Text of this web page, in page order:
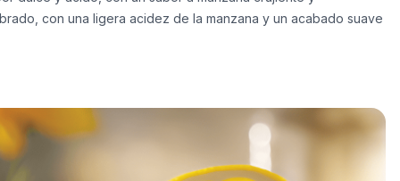
con una ligera acidez de la manzana y un acabado suave